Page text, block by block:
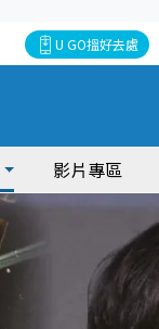
U GO搵好去處
影片專區